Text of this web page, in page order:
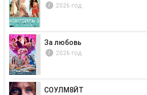
2026 год
За любовь
2026 год
СОУЛМ8ЙТ